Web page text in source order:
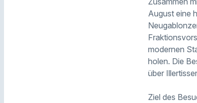
August eine
modernen
holen. Die
über
Ziel des